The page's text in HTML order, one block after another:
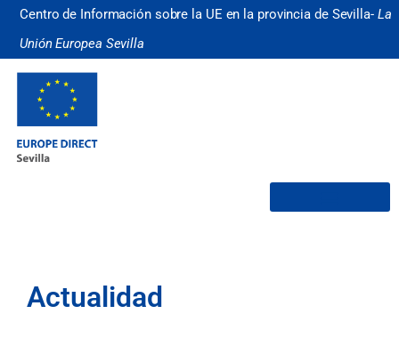
Centro de Información sobre la UE en la provincia de Sevilla- La
Unión Europea Sevilla
Actualidad